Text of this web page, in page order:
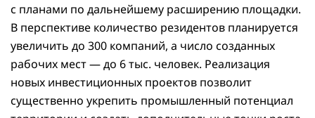
с планами по дальнейшему расширению площадки.
В перспективе количество резидентов планируется
увеличить до 300 компаний, а число созданных
рабочих мест — до 6 тыс. человек. Реализация
новых инвестиционных проектов позволит
существенно укрепить промышленный потенциал